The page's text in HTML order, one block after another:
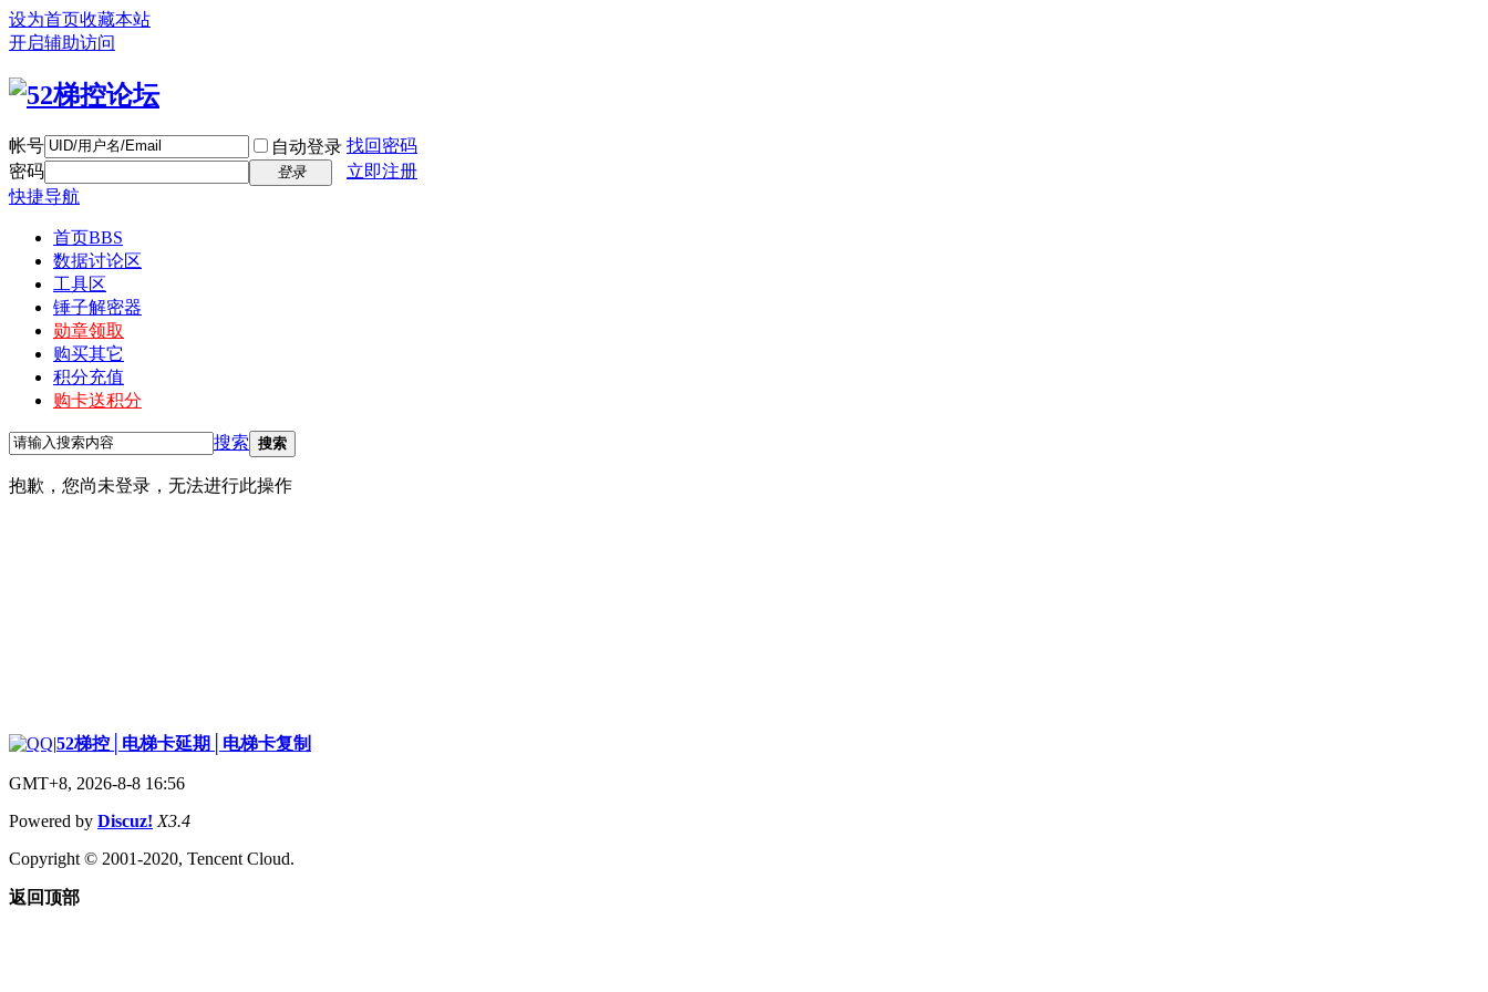
设为首页收藏本站
开启辅助访问
帐号 自动登录 找回密码
密码
登录
立即注册
快捷导航
首页BBS
数据讨论区
工具区
锤子解密器
勋章领取
购买其它
积分充值
购卡送积分
搜索 搜索
抱歉，您尚未登录，无法进行此操作
|52梯控│电梯卡延期│电梯卡复制
GMT+8, 2026-8-8 16:56
Powered by Discuz! X3.4
Copyright © 2001-2020, Tencent Cloud.
返回顶部